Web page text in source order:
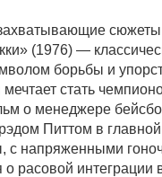
(1976) —
борьбы и
стать
о менеджере
Питтом в
напряженными
расовой